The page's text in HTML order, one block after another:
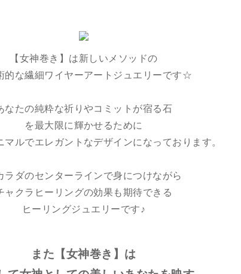
【女神巻き】は新しいメソッドの
的な繊細ワイヤーアートジュエリーです☆
なたの純粋な祈りやコミットが宿る石
を最大限に輝かせるために
マルでエレガントなデザインになっております。
ラダのセンターラインで身につけながら
ャクラヒーリングの効果も期待できる
ヒーリングジュエリーです♪
また【女神巻き】は